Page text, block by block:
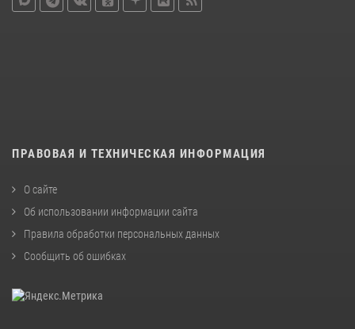
ПРАВОВАЯ И ТЕХНИЧЕСКАЯ ИНФОРМАЦИЯ
О сайте
Об использовании информации сайта
Правила обработки персональных данных
Сообщить об ошибках